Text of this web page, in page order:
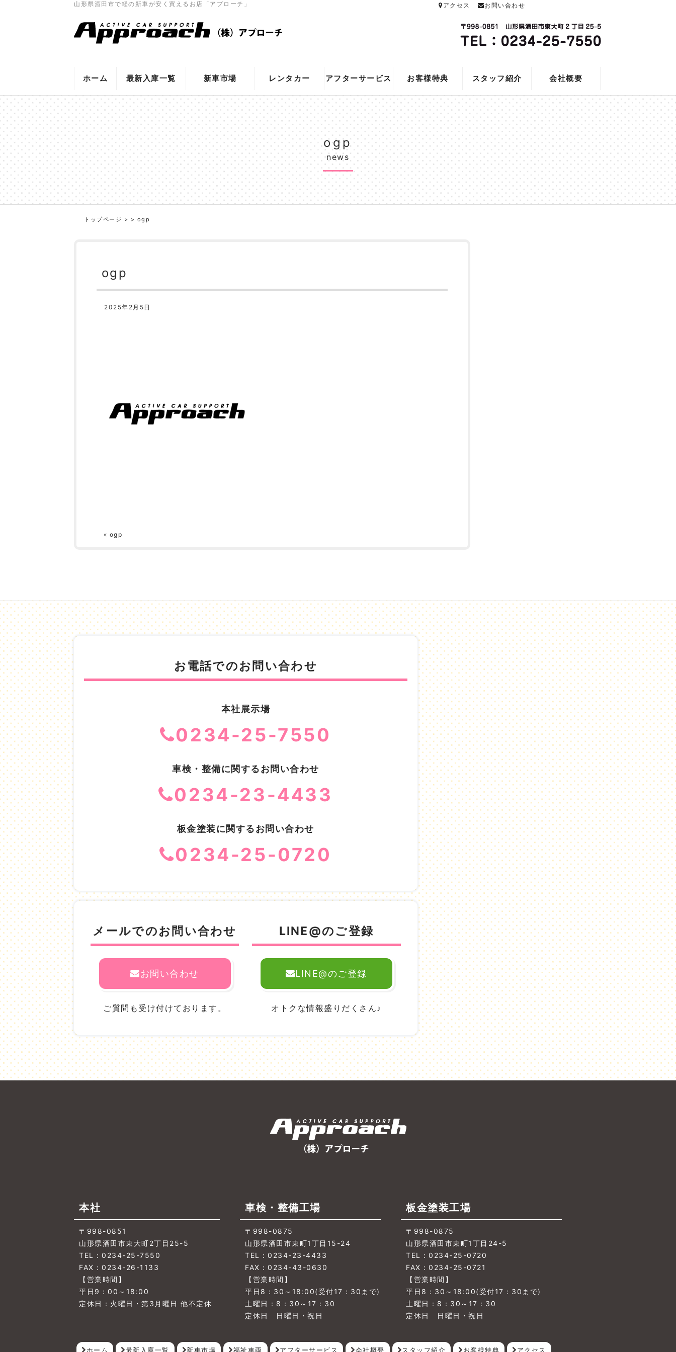
山形県酒田市で軽の新車が安く買えるお店「アプローチ」 アクセス お問い合わせ
ホーム 最新入庫一覧 新車市場 レンタカー アフターサービス お客様特典 スタッフ紹介 会社概要
ogp
news
トップページ > > ogp
ogp
2025年2月5日
« ogp
お電話でのお問い合わせ
本社展示場
0234-25-7550
車検・整備に関するお問い合わせ
0234-23-4433
板金塗装に関するお問い合わせ
0234-25-0720
メールでのお問い合わせ
お問い合わせ
ご質問も受け付けております。
LINE@のご登録
LINE@のご登録
オトクな情報盛りだくさん♪
本社
〒998-0851
山形県酒田市東大町2丁目25-5
TEL：0234-25-7550
FAX：0234-26-1133
【営業時間】
平日9：00～18:00
定休日：火曜日・第3月曜日 他不定休
車検・整備工場
〒998-0875
山形県酒田市東町1丁目15-24
TEL：0234-23-4433
FAX：0234-43-0630
【営業時間】
平日8：30～18:00(受付17：30まで)
土曜日：8：30～17：30
定休日 日曜日・祝日
板金塗装工場
〒998-0875
山形県酒田市東町1丁目24-5
TEL：0234-25-0720
FAX：0234-25-0721
【営業時間】
平日8：30～18:00(受付17：30まで)
土曜日：8：30～17：30
定休日 日曜日・祝日
ホーム 最新入庫一覧 新車市場 福祉車両 アフターサービス 会社概要 スタッフ紹介 お客様特典 アクセス